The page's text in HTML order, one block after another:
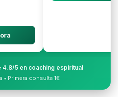
4.8/5 en coaching espiritual
• Primera consulta 1€